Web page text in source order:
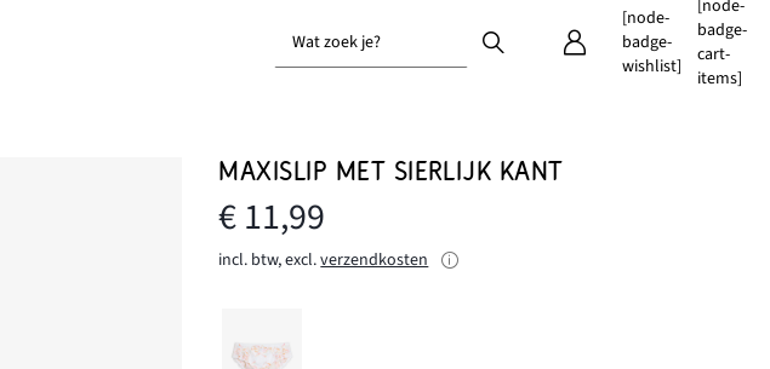
Wat zoek je?
[node-
badge-
wishlist]
[node-
badge-
cart-
items]
MAXISLIP MET SIERLIJK KANT
€ 11,99
incl. btw, excl.verzendkosten